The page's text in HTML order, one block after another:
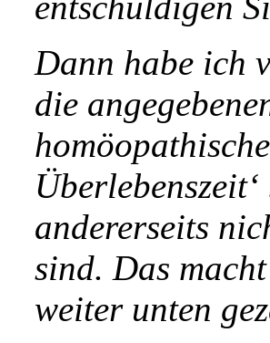
Dann habe ich
die
andererseits
sind. Das
weiter unten